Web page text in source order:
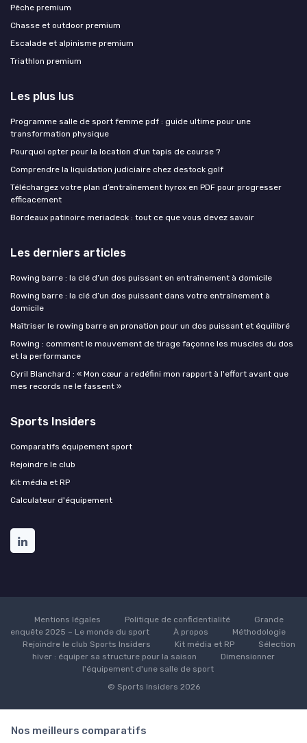
Pêche premium
Chasse et outdoor premium
Escalade et alpinisme premium
Triathlon premium
Les plus lus
Programme salle de sport femme pdf : guide ultime pour une
transformation physique
Pourquoi opter pour la location d'un tapis de course ?
Comprendre la liquidation judiciaire chez destock golf
Téléchargez votre plan d’entraînement hyrox en PDF pour progresser
efficacement
Bordeaux patinoire meriadeck : tout ce que vous devez savoir
Les derniers articles
Rowing barre : la clé d’un dos puissant en entraînement à domicile
Rowing barre : la clé d’un dos puissant dans votre entraînement à
domicile
Maîtriser le rowing barre en pronation pour un dos puissant et équilibré
Rowing : comment le mouvement de tirage façonne les muscles du dos
et la performance
Cyril Blanchard : « Mon cœur a redéfini mon rapport à l'effort avant que
mes records ne le fassent »
Sports Insiders
Comparatifs équipement sport
Rejoindre le club
Kit média et RP
Calculateur d'équipement
Mentions légales Politique de confidentialité
Grande
enquête 2025 – Le monde du sport
À propos
Méthodologie
Rejoindre le club Sports Insiders
Kit média et RP
Sélection
hiver : équiper sa structure pour la saison
Dimensionner
l'équipement d'une salle de sport
© Sports Insiders 2026
Nos meilleurs comparatifs